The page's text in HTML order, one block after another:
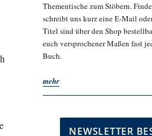
Thementische zum Stöbern.
schreibt uns kurz eine E-Mail
Titel sind über den Shop
euch versprochener Maßen fast
Buch.
mehr